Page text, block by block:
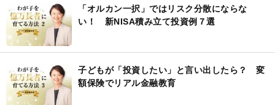
「オルカン一択」ではリスク分散にならな
い！ 新NISA積み立て投資例７選
子どもが「投資したい」と言い出したら？ 変
額保険でリアル金融教育